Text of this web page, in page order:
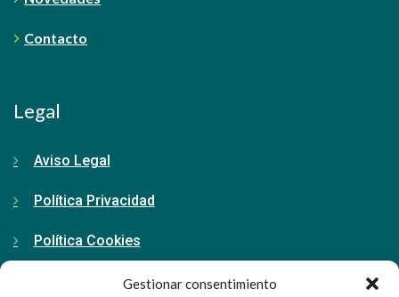
Gestionar consentimiento
Contacto
Legal
Aviso Legal
Política Privacidad
Política Cookies